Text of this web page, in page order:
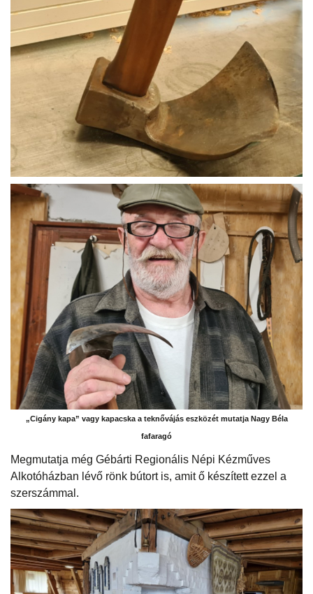
„Cigány kapa” vagy kapacska a teknővájás eszközét mutatja Nagy Béla
fafaragó
Megmutatja még Gébárti Regionális Népi Kézműves
Alkotóházban lévő rönk bútort is, amit ő készített ezzel a
szerszámmal.